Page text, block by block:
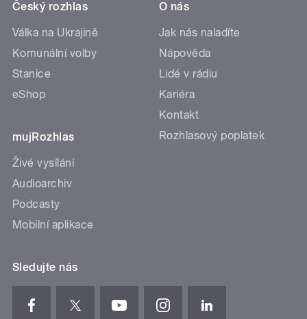
Český rozhlas
Válka na Ukrajině
Komunální volby
Stanice
eShop
mujRozhlas
Živé vysílání
Audioarchiv
Podcasty
Mobilní aplikace
O nás
Jak nás naladíte
Nápověda
Lidé v rádiu
Kariéra
Kontakt
Rozhlasový poplatek
Sledujte nás